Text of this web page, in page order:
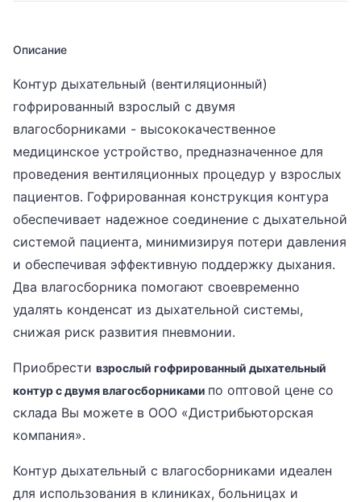
Описание
Контур дыхательный (вентиляционный)
гофрированный взрослый с двумя
влагосборниками - высококачественное
медицинское устройство, предназначенное для
проведения вентиляционных процедур у взрослых
пациентов. Гофрированная конструкция контура
обеспечивает надежное соединение с дыхательной
системой пациента, минимизируя потери давления
и обеспечивая эффективную поддержку дыхания.
Два влагосборника помогают своевременно
удалять конденсат из дыхательной системы,
снижая риск развития пневмонии.
Приобрести взрослый гофрированный дыхательный
контур с двумя влагосборниками по оптовой цене со
склада Вы можете в ООО «Дистрибьюторская
компания».
Контур дыхательный с влагосборниками идеален
для использования в клиниках, больницах и